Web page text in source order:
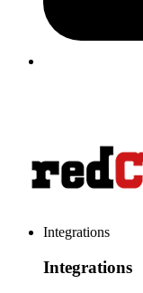
Integrations
Integrations